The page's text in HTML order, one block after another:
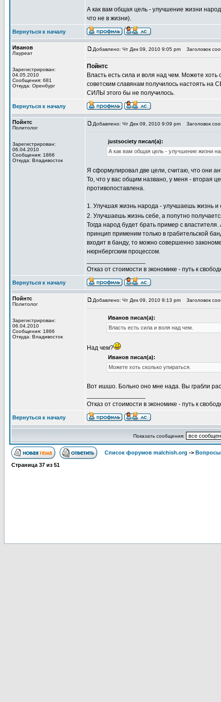
А как вам общая цель - улучшение жизни
что не в жизни).
Вернуться к началу
Иванов
Лауреат
Зарегистрирован:
04.05.2010
Сообщения: 681
Откуда: Оренбург
Добавлено: Чт Дек 09, 2010 9:05 pm Заголовок
Пойнтс
Власть есть сила и воля над чем. Можете хоть
советским славянам получилось
СИЛЫ этого бы не получилось.
Вернуться к началу
Пойнтс
Политолог
Зарегистрирован:
06.04.2010
Сообщения: 1866
Откуда: Владивосток
Добавлено: Чт Дек 09, 2010 9:09 pm Заголовок
justsociety писал(а):
А как вам общая цель - улучшение жизни
Я сформулировал две цели, считаю, что они
То, что у вас общим названо, у меня - вторая
противопоставлена.
1. Улучшая жизнь народа - улучшаешь жизнь
2. Улучшаешь жизнь себе, а попутно
Тогда народ будет брать пример с
принцип применим только в грабительской
входит в банду, то можно совершенно
нюрнбергским процессом.
Отказ от стоимости в экономике - путь к
Вернуться к началу
Пойнтс
Политолог
Зарегистрирован:
06.04.2010
Сообщения: 1866
Откуда: Владивосток
Добавлено: Чт Дек 09, 2010 9:13 pm Заголовок
Иванов писал(а):
Власть есть сила и воля над чем.
Над чем?
Иванов писал(а):
Можете хоть сколько упираться.
Вот ишшо. Больно оно мне нада. Вы грабли
Отказ от стоимости в экономике - путь к
Вернуться к началу
Показать сообщения:
Список форумов malchish.org -> Вопросы
Страница 37 из 51